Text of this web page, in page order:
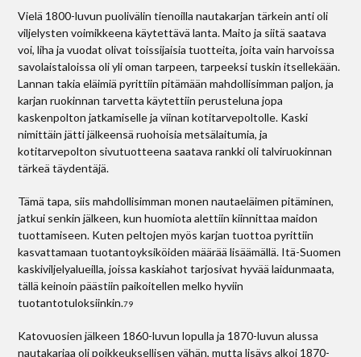
Vielä 1800-luvun puolivälin tienoilla nautakarjan tärkein anti oli
viljelysten voimikkeena käytettävä lanta. Maito ja siitä saatava
voi, liha ja vuodat olivat toissijaisia tuotteita, joita vain harvoissa
savolaistaloissa oli yli oman tarpeen, tarpeeksi tuskin itsellekään.
Lannan takia eläimiä pyrittiin pitämään mahdollisimman paljon, ja
karjan ruokinnan tarvetta käytettiin perusteluna jopa
kaskenpolton jatkamiselle ja viinan kotitarvepoltolle. Kaski
nimittäin jätti jälkeensä ruohoisia metsälaitumia, ja
kotitarvepolton sivutuotteena saatava rankki oli talviruokinnan
tärkeä täydentäjä.
Tämä tapa, siis mahdollisimman monen nautaeläimen pitäminen,
jatkui senkin jälkeen, kun huomiota alettiin kiinnittaa maidon
tuottamiseen. Kuten peltojen myös karjan tuottoa pyrittiin
kasvattamaan tuotantoyksiköiden määrää lisäämällä. Itä-Suomen
kaskiviljelyalueilla, joissa kaskiahot tarjosivat hyvää laidunmaata,
tällä keinoin päästiin paikoitellen melko hyviin
tuotantotuloksiinkin.79
Katovuosien jälkeen 1860-luvun lopulla ja 1870-luvun alussa
nautakarjaa oli poikkeuksellisen vähän, mutta lisäys alkoi 1870-